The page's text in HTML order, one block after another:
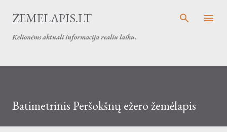
Skip to main content
ZEMELAPIS.LT
Kelionėms aktuali informacija realiu laiku.
Batimetrinis Peršokšnų ežero žemėlapis